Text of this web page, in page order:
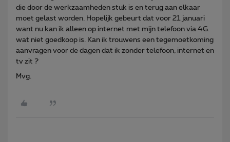
die door de werkzaamheden stuk is en terug aan elkaar
moet gelast worden. Hopelijk gebeurt dat voor 21 januari
want nu kan ik alleen op internet met mijn telefoon via 4G.
wat niet goedkoop is. Kan ik trouwens een tegemoetkoming
aanvragen voor de dagen dat ik zonder telefoon, internet en
tv zit ?
Mvg.